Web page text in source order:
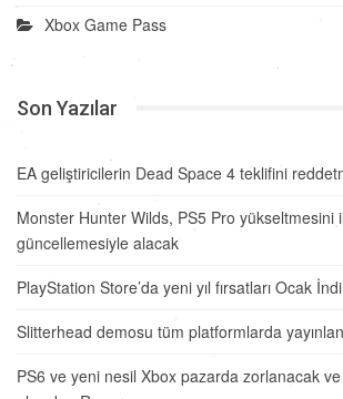
Xbox Game Pass
Son Yazılar
EA geliştiricilerin Dead Space 4 teklifini
Monster Hunter Wilds, PS5 Pro yükseltmesini
güncellemesiyle alacak
PlayStation Store’da yeni yıl fırsatları Ocak
Slitterhead demosu tüm platformlarda
PS6 ve yeni nesil Xbox pazarda zorlanacak ve